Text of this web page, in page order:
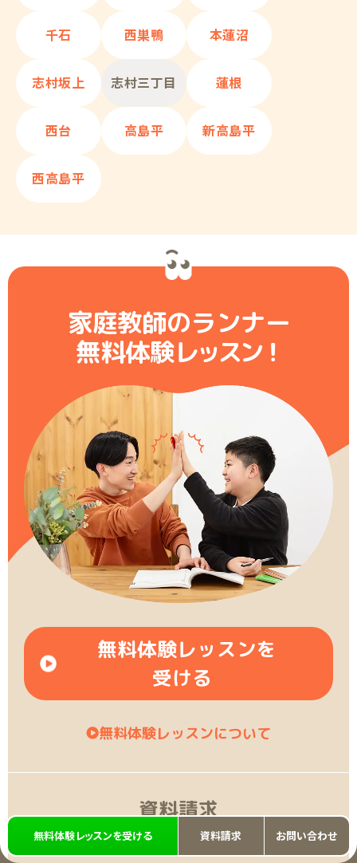
千石 西巣鴨 本蓮沼
志村坂上 志村三丁目 蓮根
西台 高島平 新高島平
西高島平
家庭教師のランナー
無料体験レッスン！
無料体験レッスンを
受ける
無料体験レッスンについて
資料請求
資料請求は、24時間365日受け付けております。
無料体験レッスンを受ける 資料請求 お問い合わせ